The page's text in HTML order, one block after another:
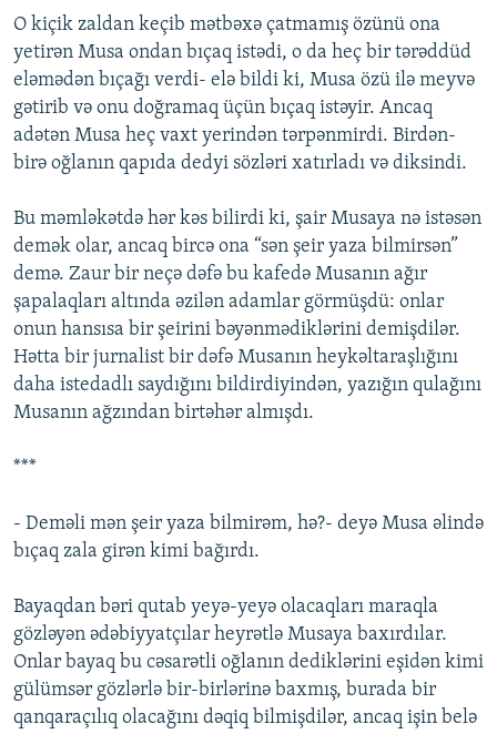
O kiçik zaldan keçib mətbəxə çatmamış özünü ona
yetirən Musa ondan bıçaq istədi, o da heç bir tərəddüd
eləmədən bıçağı verdi- elə bildi ki, Musa özü ilə meyvə
gətirib və onu doğramaq üçün bıçaq istəyir. Ancaq
adətən Musa heç vaxt yerindən tərpənmirdi. Birdən-
birə oğlanın qapıda dedyi sözləri xatırladı və diksindi.
Bu məmləkətdə hər kəs bilirdi ki, şair Musaya nə istəsən
demək olar, ancaq bircə ona “sən şeir yaza bilmirsən”
demə. Zaur bir neçə dəfə bu kafedə Musanın ağır
şapalaqları altında əzilən adamlar görmüşdü: onlar
onun hansısa bir şeirini bəyənmədiklərini demişdilər.
Hətta bir jurnalist bir dəfə Musanın heykəltaraşlığını
daha istedadlı saydığını bildirdiyindən, yazığın qulağını
Musanın ağzından birtəhər almışdı.
***
- Deməli mən şeir yaza bilmirəm, hə?- deyə Musa əlində
bıçaq zala girən kimi bağırdı.
Bayaqdan bəri qutab yeyə-yeyə olacaqları maraqla
gözləyən ədəbiyyatçılar heyrətlə Musaya baxırdılar.
Onlar bayaq bu cəsarətli oğlanın dediklərini eşidən kimi
gülümsər gözlərlə bir-birlərinə baxmış, burada bir
qanqaraçılıq olacağını dəqiq bilmişdilər, ancaq işin belə